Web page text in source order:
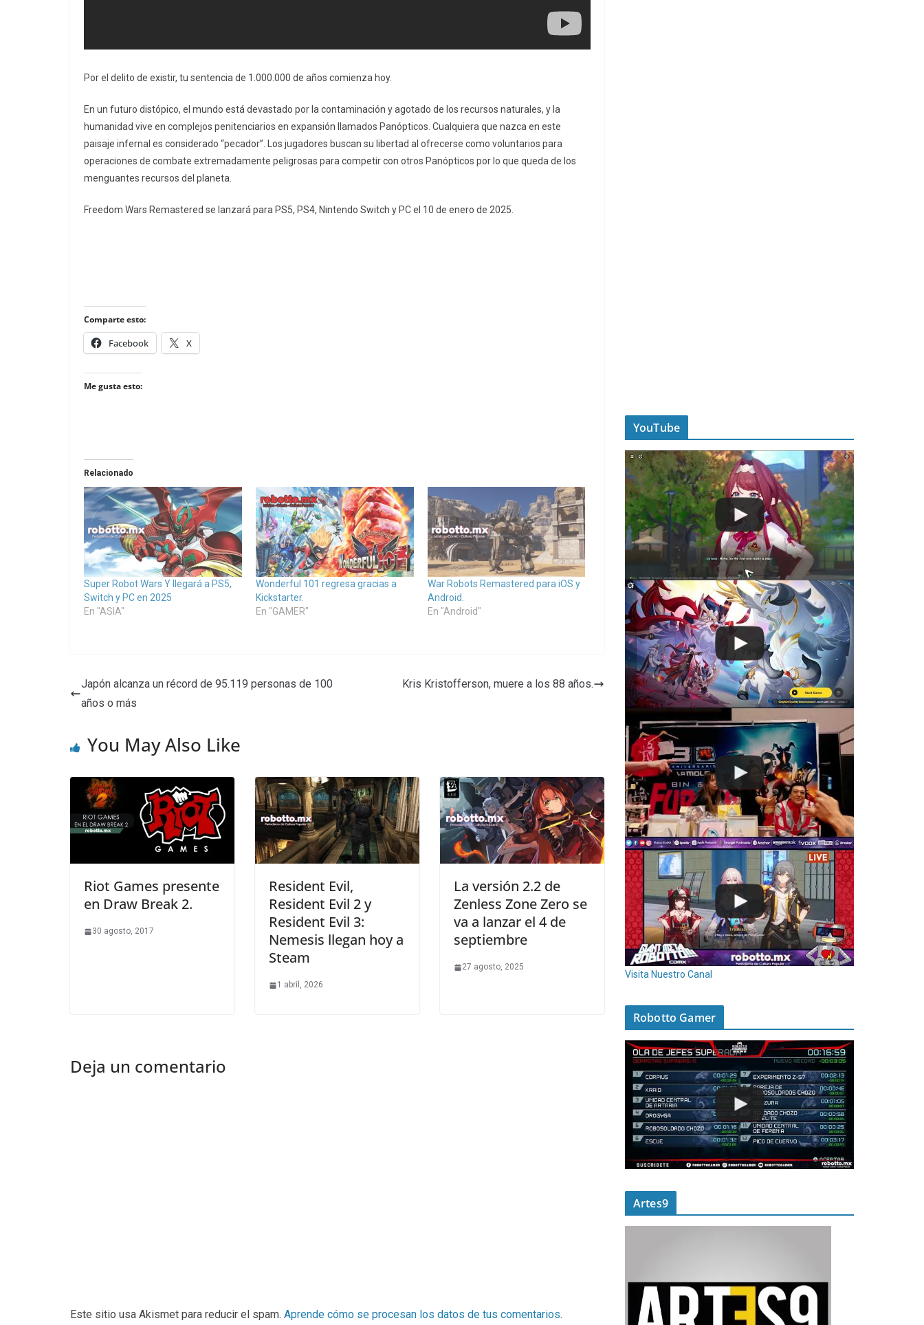
Por el delito de existir, tu sentencia de 1.000.000 de años comienza hoy.
En un futuro distópico, el mundo está devastado por la contaminación y agotado de los recursos naturales, y la
humanidad vive en complejos penitenciarios en expansión llamados Panópticos. Cualquiera que nazca en este
paisaje infernal es considerado “pecador”. Los jugadores buscan su libertad al ofrecerse como voluntarios para
operaciones de combate extremadamente peligrosas para competir con otros Panópticos por lo que queda de los
menguantes recursos del planeta.
Freedom Wars Remastered se lanzará para PS5, PS4, Nintendo Switch y PC el 10 de enero de 2025.
Comparte esto:
Facebook X
Me gusta esto:
Relacionado
Super Robot Wars Y llegará a PS5,
Switch y PC en 2025
En "ASIA"
Wonderful 101 regresa gracias a
Kickstarter.
En "GAMER"
War Robots Remastered para iOS y
Android.
En "Android"
Japón alcanza un récord de 95.119 personas de 100
años o más
Kris Kristofferson, muere a los 88 años.
You May Also Like
Riot Games presente
en Draw Break 2.
30 agosto, 2017
Resident Evil,
Resident Evil 2 y
Resident Evil 3:
Nemesis llegan hoy a
Steam
1 abril, 2026
La versión 2.2 de
Zenless Zone Zero se
va a lanzar el 4 de
septiembre
27 agosto, 2025
Deja un comentario
Este sitio usa Akismet para reducir el spam. Aprende cómo se procesan los datos de tus comentarios.
YouTube
Visita Nuestro Canal
Robotto Gamer
Artes9